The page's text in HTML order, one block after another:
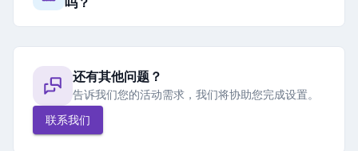
还有其他问题？
告诉我们您的活动需求，我们将协助您完成设置。
联系我们